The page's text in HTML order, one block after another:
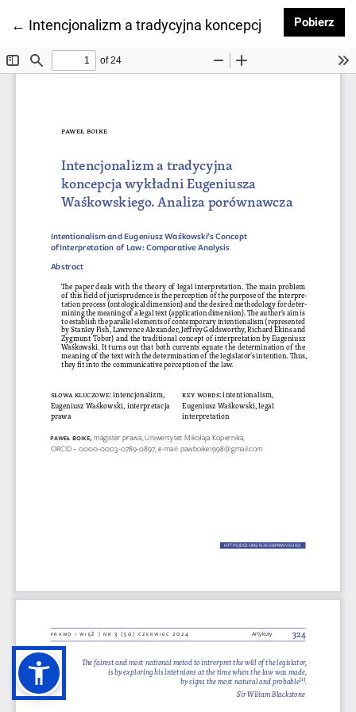
← Wróć do szczegółów artykułu
Intencjonalizm a tradycyjna koncepcja wykładni
Pobierz